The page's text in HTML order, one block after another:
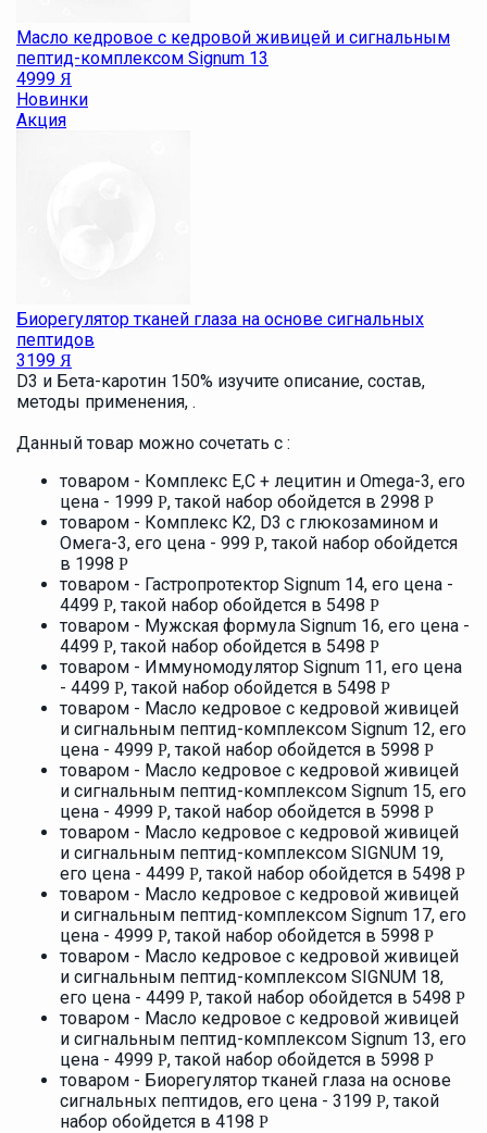
Масло кедровое с кедровой живицей и сигнальным
пептид-комплексом Signum 13
4999 Я
Новинки
Акция
Биорегулятор тканей глаза на основе сигнальных
пептидов
3199 Я
D3 и Бета-каротин 150% изучите описание, состав,
методы применения, .
Данный товар можно сочетать с :
товаром - Комплекс E,С + лецитин и Omega-3, его
цена - 1999 Р, такой набор обойдется в 2998 Р
товаром - Комплекс K2, D3 с глюкозамином и
Омега-3, его цена - 999 Р, такой набор обойдется
в 1998 Р
товаром - Гастропротектор Signum 14, его цена -
4499 Р, такой набор обойдется в 5498 Р
товаром - Мужская формула Signum 16, его цена -
4499 Р, такой набор обойдется в 5498 Р
товаром - Иммуномодулятор Signum 11, его цена
- 4499 Р, такой набор обойдется в 5498 Р
товаром - Масло кедровое с кедровой живицей
и сигнальным пептид-комплексом Signum 12, его
цена - 4999 Р, такой набор обойдется в 5998 Р
товаром - Масло кедровое с кедровой живицей
и сигнальным пептид-комплексом Signum 15, его
цена - 4999 Р, такой набор обойдется в 5998 Р
товаром - Масло кедровое с кедровой живицей
и сигнальным пептид-комплексом SIGNUM 19,
его цена - 4499 Р, такой набор обойдется в 5498 Р
товаром - Масло кедровое с кедровой живицей
и сигнальным пептид-комплексом Signum 17, его
цена - 4999 Р, такой набор обойдется в 5998 Р
товаром - Масло кедровое с кедровой живицей
и сигнальным пептид-комплексом SIGNUM 18,
его цена - 4499 Р, такой набор обойдется в 5498 Р
товаром - Масло кедровое с кедровой живицей
и сигнальным пептид-комплексом Signum 13, его
цена - 4999 Р, такой набор обойдется в 5998 Р
товаром - Биорегулятор тканей глаза на основе
сигнальных пептидов, его цена - 3199 Р, такой
набор обойдется в 4198 Р